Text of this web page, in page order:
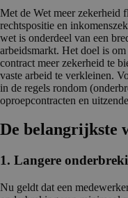
Met de Wet meer zekerheid
rechtspositie en
wet is onderdeel van een
arbeidsmarkt. Het doel is
contract meer zekerheid te
vaste arbeid te verkleinen.
in de regels rondom
oproepcontracten en
De belangrijkste
1. Langere
Nu geldt dat een